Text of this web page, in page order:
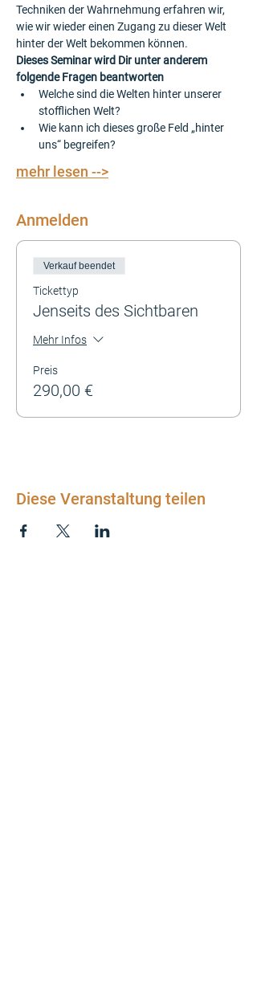
Techniken der Wahrnehmung erfahren wir,
wie wir wieder einen Zugang zu dieser Welt
hinter der Welt bekommen können.
Dieses Seminar wird Dir unter anderem
folgende Fragen beantworten
Welche sind die Welten hinter unserer
stofflichen Welt?
Wie kann ich dieses große Feld „hinter
uns“ begreifen?
mehr lesen -->
Anmelden
Verkauf beendet
Tickettyp
Jenseits des Sichtbaren
Mehr Infos
Preis
290,00 €
Diese Veranstaltung teilen